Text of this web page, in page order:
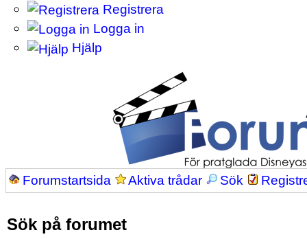
Registrera
Logga in
Hjälp
Forumstartsida Aktiva trådar Sök
Sök på forumet